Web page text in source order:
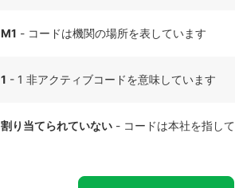
M1 - コードは機関の場所を表しています
1 - 1 非アクティブコードを意味しています
割り当てられていない - コードは本社を指し